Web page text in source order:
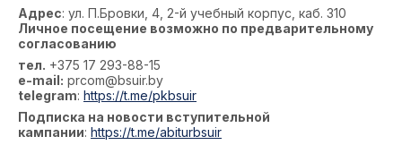
Адрес: ул. П.Бровки, 4, 2-й учебный корпус, каб. 310
Личное посещение возможно по предварительному
согласованию
тел. +375 17 293-88-15
e-mail: prcom@bsuir.by
telegram: https://t.me/pkbsuir
Подписка на новости вступительной
кампании: https://t.me/abiturbsuir